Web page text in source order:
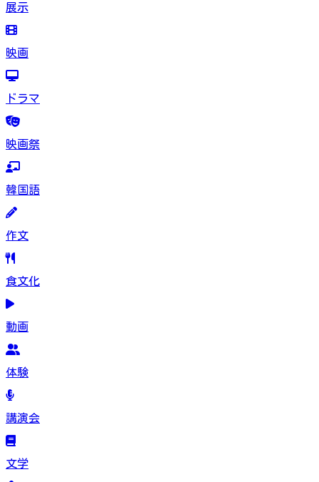
展示
映画
ドラマ
映画祭
韓国語
作文
食文化
動画
体験
講演会
文学